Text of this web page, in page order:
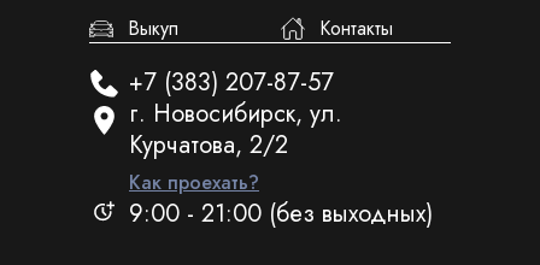
Выкуп
Контакты
+7 (383) 207-87-57
г. Новосибирск, ул.
Курчатова, 2/2
Как проехать?
9:00 - 21:00 (без выходных)